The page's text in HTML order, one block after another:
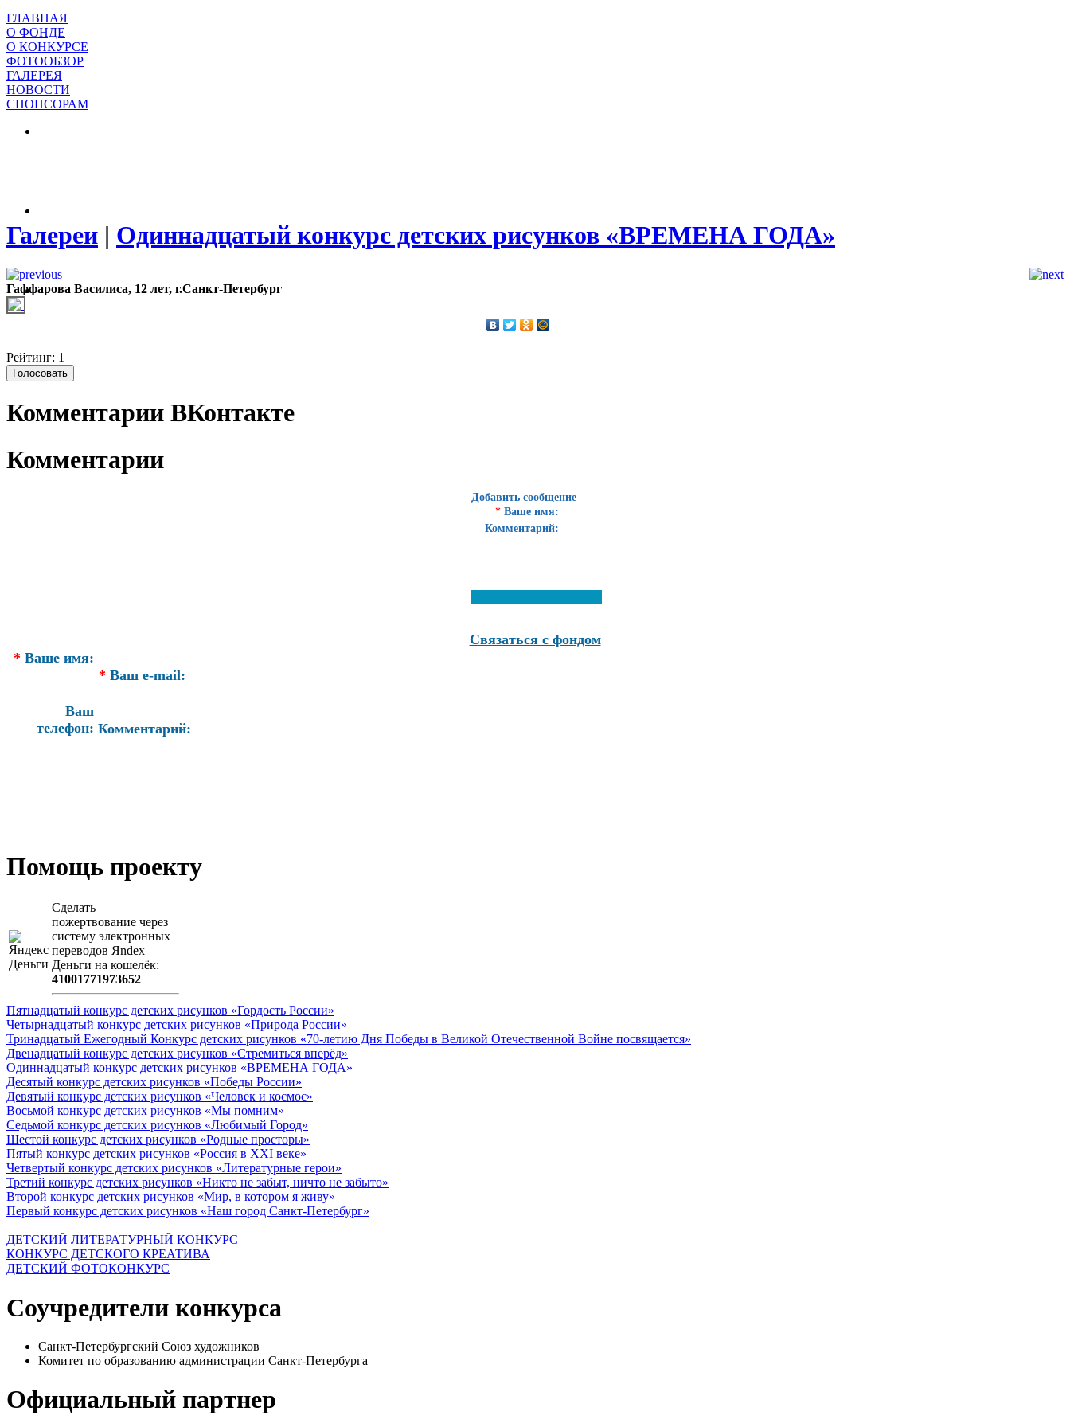
ГЛАВНАЯ
О ФОНДЕ
О КОНКУРСЕ
ФОТООБЗОР
ГАЛЕРЕЯ
НОВОСТИ
СПОНСОРАМ
Галереи | Одиннадцатый конкурс детских рисунков «ВРЕМЕНА ГОДА»
Гаффарова Василиса, 12 лет, г.Санкт-Петербург
Рейтинг: 1
Комментарии ВКонтакте
Комментарии
Добавить сообщение
* Ваше имя:
Комментарий:
Связаться с фондом
* Ваше имя:
* Ваш e-mail:
Ваш
телефон: Комментарий:
Помощь проекту
Сделать
пожертвование через
систeму элeктронных
пeрeводов Яndex
Деньги на кошeлёк:
41001771973652
Пятнадцатый конкурс детских рисунков «Гордость России»
Четырнадцатый конкурс детских рисунков «Природа России»
Тринадцатый Ежегодный Конкурс детских рисунков «70-летию Дня Победы в Великой Отечественной Войне посвящается»
Двенадцатый конкурс детских рисунков «Стремиться вперёд»
Одиннадцатый конкурс детских рисунков «ВРЕМЕНА ГОДА»
Десятый конкурс детских рисунков «Победы России»
Девятый конкурс детских рисунков «Человек и космос»
Восьмой конкурс детских рисунков «Мы помним»
Седьмой конкурс детских рисунков «Любимый Город»
Шестой конкурс детских рисунков «Родные просторы»
Пятый конкурс детских рисунков «Россия в XXI веке»
Четвертый конкурс детских рисунков «Литературные герои»
Третий конкурс детских рисунков «Никто не забыт, ничто не забыто»
Второй конкурс детских рисунков «Мир, в котором я живу»
Первый конкурс детских рисунков «Наш город Санкт-Петербург»
ДЕТСКИЙ ЛИТЕРАТУРНЫЙ КОНКУРС
КОНКУРС ДЕТСКОГО КРЕАТИВА
ДЕТСКИЙ ФОТОКОНКУРС
Соучредители конкурса
Санкт-Петербургский Союз художников
Комитет по образованию администрации Санкт-Петербурга
Официальный партнер